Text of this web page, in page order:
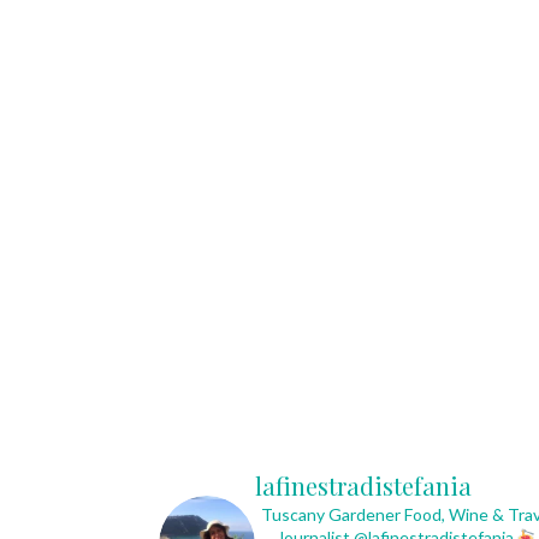
lafinestradistefania
Tuscany GardenerFood, Wine &